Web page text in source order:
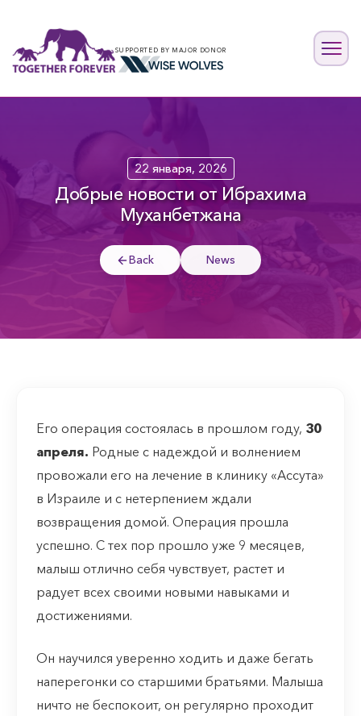
SUPPORTED BY MAJOR DONOR
22 января, 2026
Добрые новости от Ибрахима
Муханбетжана
Back News
Его операция состоялась в прошлом году, 30
апреля. Родные с надеждой и волнением
провожали его на лечение в клинику «Ассута»
в Израиле и с нетерпением ждали
возвращения домой. Операция прошла
успешно. С тех пор прошло уже 9 месяцев,
малыш отлично себя чувствует, растет и
радует всех своими новыми навыками и
достижениями.
Он научился уверенно ходить и даже бегать
наперегонки со старшими братьями. Малыша
ничто не беспокоит, он регулярно проходит